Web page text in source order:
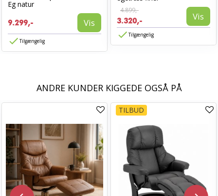
Eg natur
9.299,- Vis
Tilgængelig
4.899,-
3.320,- Vis
Tilgængelig
ANDRE KUNDER KIGGEDE OGSÅ PÅ
TILBUD